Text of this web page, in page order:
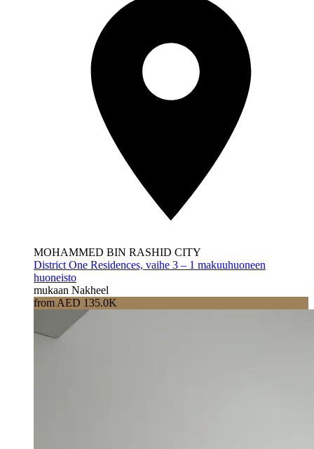
MOHAMMED BIN RASHID CITY
District One Residences, vaihe 3 – 1 makuuhuoneen
huoneisto
mukaan Nakheel
from AED 135.0K